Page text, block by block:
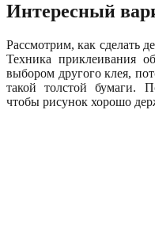
Интересный
Рассмотрим, как сделать
Техника приклеивания
выбором другого клея,
такой толстой бумаги.
чтобы рисунок хорошо